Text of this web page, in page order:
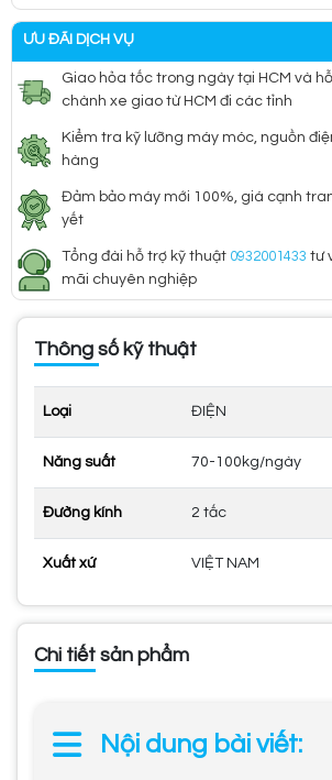
ƯU ĐÃI DỊCH VỤ
Giao hỏa tốc trong ngày tại HCM và
chành xe giao từ HCM đi các tỉnh
Kiểm tra kỹ lưỡng máy móc, nguồn
hàng
Đảm bảo máy mới 100%, giá cạnh
yết
Tổng đài hỗ trợ kỹ thuật 0932001433 tư
mãi chuyên nghiệp
Thông số kỹ thuật
Loại ĐIỆN
Năng suất 70-100kg/ngày
Đường kính 2 tấc
Xuất xứ VIỆT NAM
Chi tiết sản phẩm
Nội dung bài viết: